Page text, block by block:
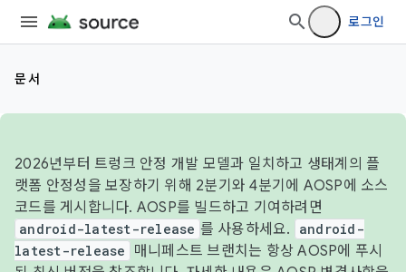
로그인
문서
2026년부터 트렁크 안정 개발 모델과 일치하고 생태계의 플
랫폼 안정성을 보장하기 위해 2분기와 4분기에 AOSP에 소스
코드를 게시합니다. AOSP를 빌드하고 기여하려면
android-latest-release 를 사용하세요.
android-
latest-release
매니페스트 브랜치는 항상 AOSP에 푸시